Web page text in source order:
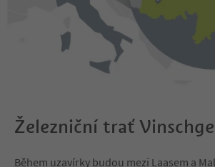
Železniční trať
Během uzavírky budou mezi Laasem a